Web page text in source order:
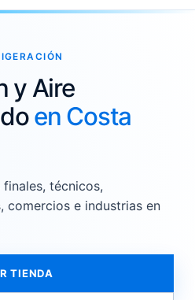
y Aire
en Costa
técnicos,
comercios e industrias en
TIENDA